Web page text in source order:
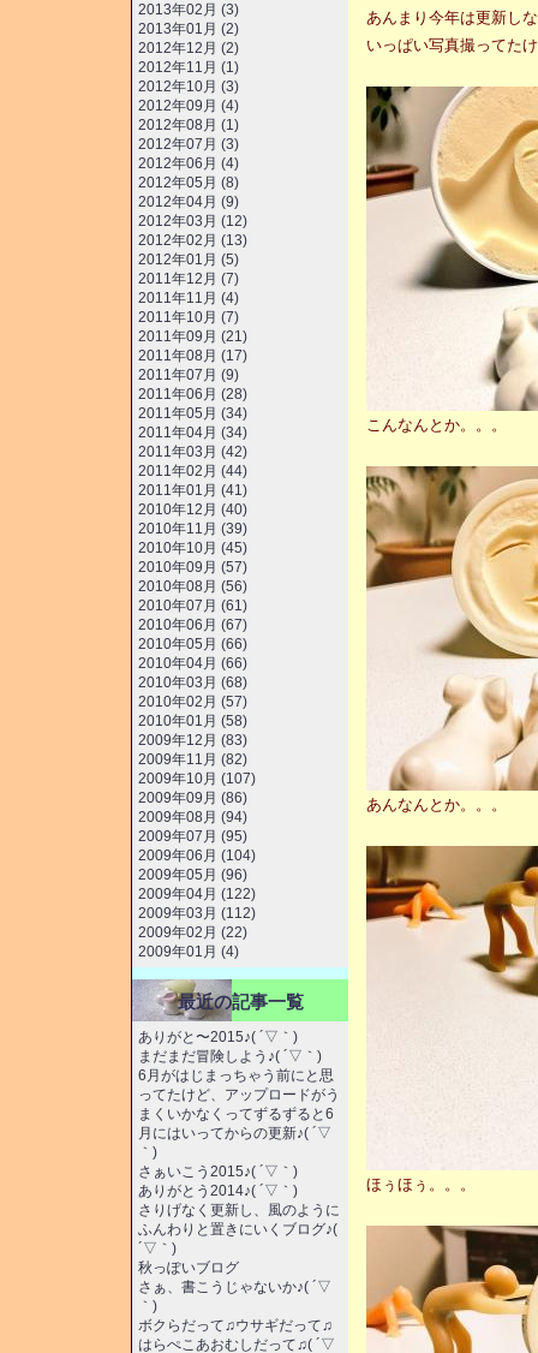
あんまり今年は更新し
いっぱい写真撮ってた
こんなんとか。。。
あんなんとか。。。
ほぅほぅ。。。
2013年02月 (3)
2013年01月 (2)
2012年12月 (2)
2012年11月 (1)
2012年10月 (3)
2012年09月 (4)
2012年08月 (1)
2012年07月 (3)
2012年06月 (4)
2012年05月 (8)
2012年04月 (9)
2012年03月 (12)
2012年02月 (13)
2012年01月 (5)
2011年12月 (7)
2011年11月 (4)
2011年10月 (7)
2011年09月 (21)
2011年08月 (17)
2011年07月 (9)
2011年06月 (28)
2011年05月 (34)
2011年04月 (34)
2011年03月 (42)
2011年02月 (44)
2011年01月 (41)
2010年12月 (40)
2010年11月 (39)
2010年10月 (45)
2010年09月 (57)
2010年08月 (56)
2010年07月 (61)
2010年06月 (67)
2010年05月 (66)
2010年04月 (66)
2010年03月 (68)
2010年02月 (57)
2010年01月 (58)
2009年12月 (83)
2009年11月 (82)
2009年10月 (107)
2009年09月 (86)
2009年08月 (94)
2009年07月 (95)
2009年06月 (104)
2009年05月 (96)
2009年04月 (122)
2009年03月 (112)
2009年02月 (22)
2009年01月 (4)
最近の記事一覧
ありがと〜2015♪( ´▽｀)
まだまだ冒険しよう♪( ´▽｀)
6月がはじまっちゃう前にと思
ってたけど、アップロードがう
まくいかなくってずるずると6
月にはいってからの更新♪( ´▽
｀)
さぁいこう2015♪( ´▽｀)
ありがとう2014♪( ´▽｀)
さりげなく更新し、風のように
ふんわりと置きにいくブログ♪(
´▽｀)
秋っぽいブログ
さぁ、書こうじゃないか♪( ´▽
｀)
ボクらだって♫ウサギだって♫
はらぺこあおむしだって♫( ´▽